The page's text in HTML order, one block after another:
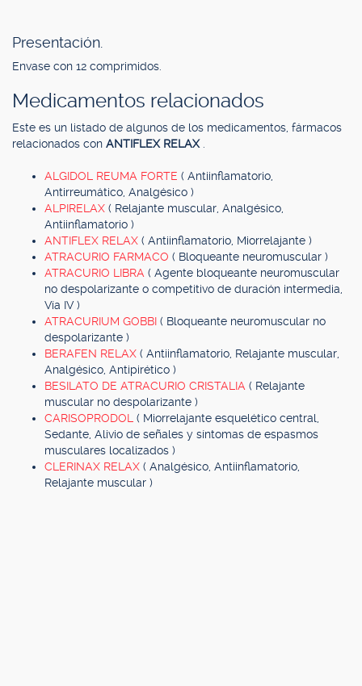
Presentación.
Envase con 12 comprimidos.
Medicamentos relacionados
Este es un listado de algunos de los medicamentos, fármacos
relacionados con ANTIFLEX RELAX
ALGIDOL REUMA FORTE ( Antiinflamatorio,
Antirreumático, Analgésico )
ALPIRELAX ( Relajante muscular, Analgésico,
Antiinflamatorio )
ANTIFLEX RELAX ( Antiinflamatorio, Miorrelajante )
ATRACURIO FARMACO ( Bloqueante neuromuscular )
ATRACURIO LIBRA ( Agente bloqueante neuromuscular
no despolarizante o competitivo de duración intermedia,
Vía IV )
ATRACURIUM GOBBI ( Bloqueante neuromuscular no
despolarizante )
BERAFEN RELAX ( Antiinflamatorio, Relajante muscular,
Analgésico, Antipirético )
BESILATO DE ATRACURIO CRISTALIA ( Relajante
muscular no despolarizante )
CARISOPRODOL ( Miorrelajante esquelético central,
Sedante, Alivio de señales y síntomas de espasmos
musculares localizados )
CLERINAX RELAX ( Analgésico, Antiinflamatorio,
Relajante muscular )